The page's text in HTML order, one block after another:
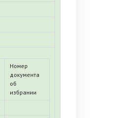
Номер
документа
об
избрании